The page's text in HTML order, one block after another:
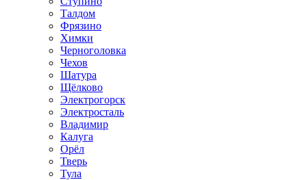
Талдом
Фрязино
Химки
Черноголовка
Чехов
Шатура
Щёлково
Электрогорск
Электросталь
Владимир
Калуга
Орёл
Тверь
Тула